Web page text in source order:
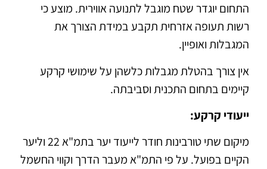
התחום יוגדר שטח מוגבל לתנועה אווירית. מוצע כי
רשות תעופה אזרחית תקבע במידת הצורך את
המגבלות ואופיין.
אין צורך בהטלת מגבלות כלשהן על שימושי קרקע
קיימים בתחום התכנית וסביבתה.
ייעודי קרקע:
מיקום שתי טורבינות חודר לייעוד יער בתמ"א 22 וליער
הקיים בפועל. על פי התמ"א מעבר הדרך וקווי החשמל